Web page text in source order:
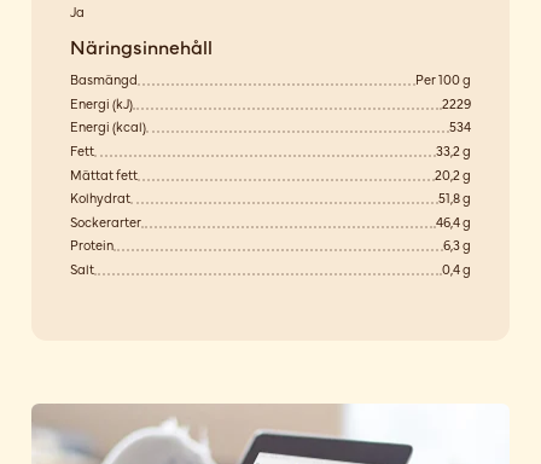
Ja
Näringsinnehåll
Basmängd
Per 100 g
Energi (kJ)
2229
Energi (kcal)
534
Fett
33,2 g
Mättat fett
20,2 g
Kolhydrat
51,8 g
Sockerarter
46,4 g
Protein
6,3 g
Salt
0,4 g